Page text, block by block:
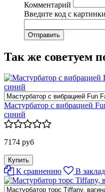
Комментарий
Введите код с картинки
Так же советуем
Мастурбатор с вибрацией
синий
7174 руб
К сравнению В